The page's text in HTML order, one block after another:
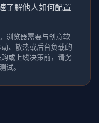
了解他人如何配置
浏览器需要与创意软
、散热或后台负载的
或上线决策前，请务
试。